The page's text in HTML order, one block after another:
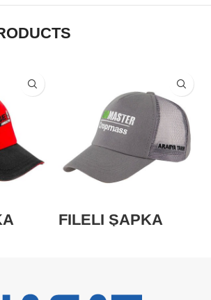
FİLELİ ŞAPKA
(HT102-A)